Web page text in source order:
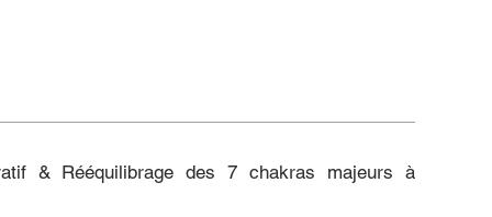
& Rééquilibrage des 7 chakras majeurs à